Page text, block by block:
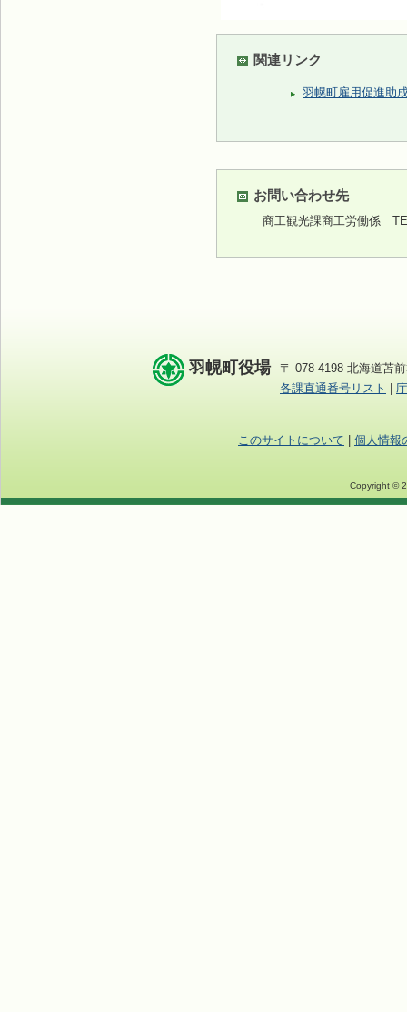
関連リンク
羽幌町雇用促進助
お問い合わせ先
商工観光課商工労働係
羽幌町役場
〒 078-4198 北海道苫
各課直通番号リスト
このサイトについて 個人情報
Copyright ©